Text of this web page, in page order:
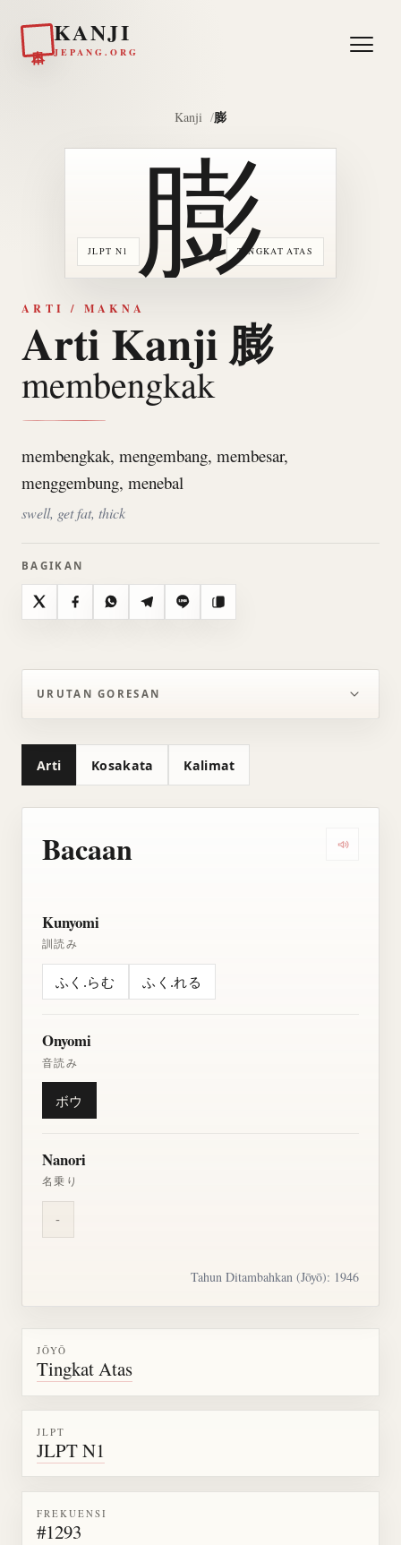
KANJI
JEPANG.ORG
Kanji 膨
JLPT N1 TINGKAT ATAS
膨
ARTI / MAKNA
Arti Kanji 膨
membengkak
membengkak, mengembang, membesar,
menggembung, menebal
swell, get fat, thick
BAGIKAN
X FacebookWhatsAppTelegramLine Salin
URUTAN GORESAN
Arti Kosakata Kalimat
Bacaan
Kunyomi
訓読み
ふく.らむ ふく.れる
Onyomi
音読み
ボウ
Nanori
名乗り
-
Tahun Ditambahkan (Jōyō): 1946
JŌYŌ
Tingkat Atas
JLPT
JLPT N1
FREKUENSI
#1293